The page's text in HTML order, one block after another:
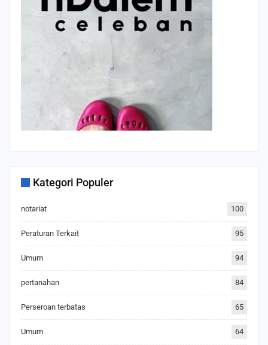
Kategori Populer
notariat 100
Peraturan Terkait 95
Umum 94
pertanahan 84
Perseroan terbatas 65
Umum 64